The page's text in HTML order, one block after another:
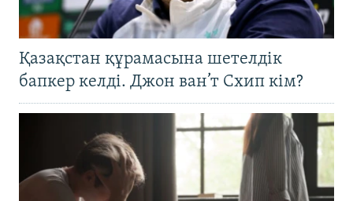
Қазақстан құрамасына шетелдік
бапкер келді. Джон ван’т Схип кім?